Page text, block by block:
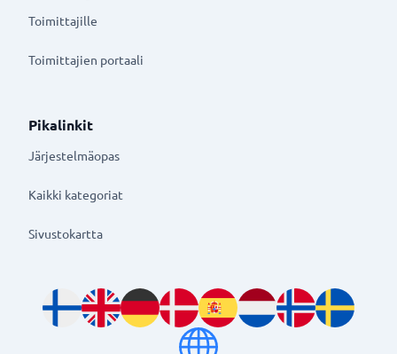
Toimittajille
Toimittajien portaali
Pikalinkit
Järjestelmäopas
Kaikki kategoriat
Sivustokartta